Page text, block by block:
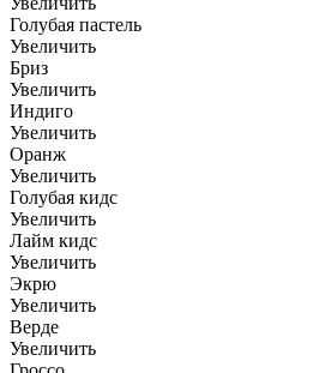
Голубая пастель
Увеличить
Бриз
Увеличить
Индиго
Увеличить
Оранж
Увеличить
Голубая кидс
Увеличить
Лайм кидс
Увеличить
Экрю
Увеличить
Верде
Увеличить